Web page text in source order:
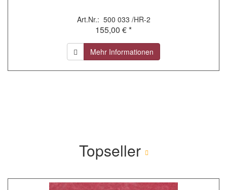
Art.Nr.: 500 033 /HR-2
155,00 € *
Mehr Informationen
Topseller